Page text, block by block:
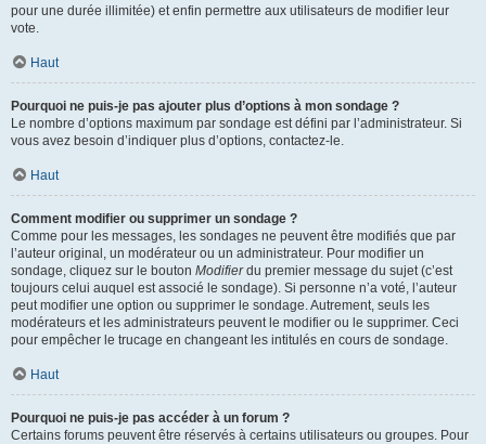
pour une durée illimitée) et enfin permettre aux utilisateurs de modifier leur
vote.
Haut
Pourquoi ne puis-je pas ajouter plus d’options à mon sondage ?
Le nombre d’options maximum par sondage est défini par l’administrateur. Si
vous avez besoin d’indiquer plus d’options, contactez-le.
Haut
Comment modifier ou supprimer un sondage ?
Comme pour les messages, les sondages ne peuvent être modifiés que par
l’auteur original, un modérateur ou un administrateur. Pour modifier un
sondage, cliquez sur le bouton Modifierdu premier message du sujet (c’est
toujours celui auquel est associé le sondage). Si personne n’a voté, l’auteur
peut modifier une option ou supprimer le sondage. Autrement, seuls les
modérateurs et les administrateurs peuvent le modifier ou le supprimer. Ceci
pour empêcher le trucage en changeant les intitulés en cours de sondage.
Haut
Pourquoi ne puis-je pas accéder à un forum ?
Certains forums peuvent être réservés à certains utilisateurs ou groupes. Pour